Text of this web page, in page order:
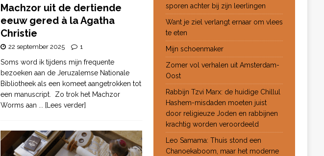
Machzor uit de dertiende
eeuw gered à la Agatha
Christie
22 september 2025 1
Soms word ik tijdens mijn frequente
bezoeken aan de Jeruzalemse Nationale
Bibliotheek als een komeet aangetrokken tot
een manuscript. Zo trok het Machzor
Worms aan ... [Lees verder]
sporen achter bij zijn leerlingen
Want je ziel verlangt ernaar om vlees
te eten
Mijn schoenmaker
Zomer vol verhalen uit Amsterdam-
Oost
Rabbijn Tzvi Marx: de huidige Chillul
Hashem-misdaden moeten juist
door religieuze Joden en rabbijnen
krachtig worden veroordeeld
Leo Samama: Thuis stond een
Chanoekaboom, maar het moderne